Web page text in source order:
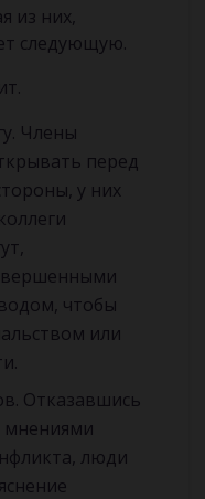
из них,
следующую.
Члены
перед
у них
чтобы
или
Отказавшись
мнениями
люди